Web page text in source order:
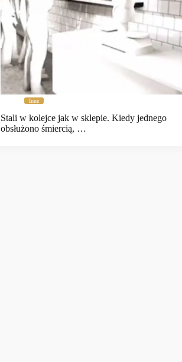
Inne
Stali w kolejce jak w sklepie. Kiedy jednego
obsłużono śmiercią, …